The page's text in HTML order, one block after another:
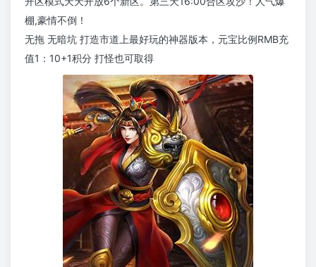
棚,豪情不倒！
无拖 无暗坑 打造市道上最好玩的神器版本，元宝比例RMB充
值1：10+1积分 打怪也可取得